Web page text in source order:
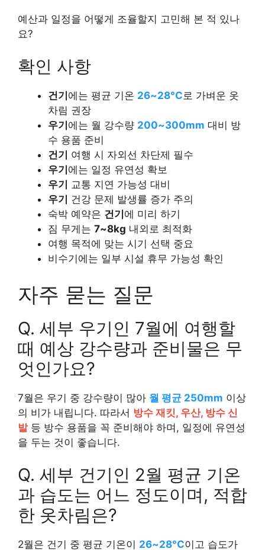
예산과 일정을 어떻게 조율할지 고민해 본 적 있나
요?
확인 사항
건기 에는 평균 기온 26~28°C로 가벼운 옷
차림 권장
우기 에는 월 강수량 200~300mm 대비 방
수 용품 준비
건기
여행 시 자외선 차단제 필수
우기 에는 일정 유연성 확보
우기
교통 지연 가능성 대비
우기
건강 문제 발생률 증가 주의
숙박 예약은 건기 에 미리 하기
짐 무게는 7~8kg 내외로 최적화
여행 목적에 맞는 시기 선택 중요
비수기에는 일부 시설 휴무 가능성 확인
자주 묻는 질문
Q. 세부 우기인 7월에 여행할
때 예상 강수량과 준비물은 무
엇인가요?
7월은 우기 중 강수량이 많아 월 평균 250mm 이상
의 비가 내립니다. 따라서 방수 재킷, 우산, 방수 신
발등 방수 용품을 꼭 준비해야 하며, 일정에 유연성
을 두는 것이 좋습니다.
Q. 세부 건기인 2월 평균 기온
과 습도는 어느 정도이며, 적합
한 옷차림은?
2월은 건기 중 평균 기온이 26~28°C이고 습도가